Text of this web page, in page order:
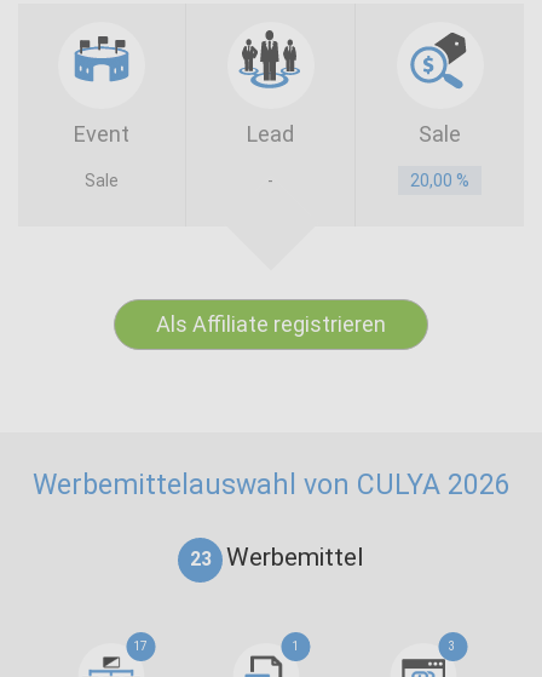
Event Lead Sale
Sale - 20,00 %
Als Affiliate registrieren
Werbemittelauswahl von CULYA 2026
23 Werbemittel
17 1 3